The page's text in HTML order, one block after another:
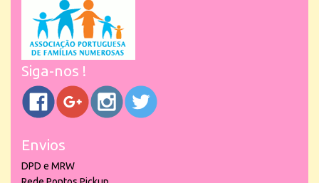
Siga-nos !
Envios
DPD e MRW